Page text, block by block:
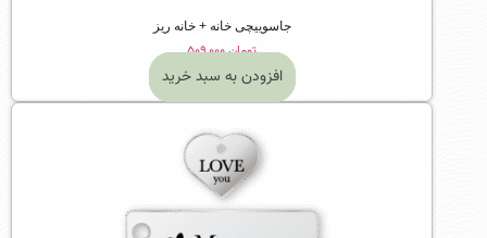
جاسوییچی خانه + خانه ریز
تومان۵۰۹,۰۰۰
افزودن به سبد خرید